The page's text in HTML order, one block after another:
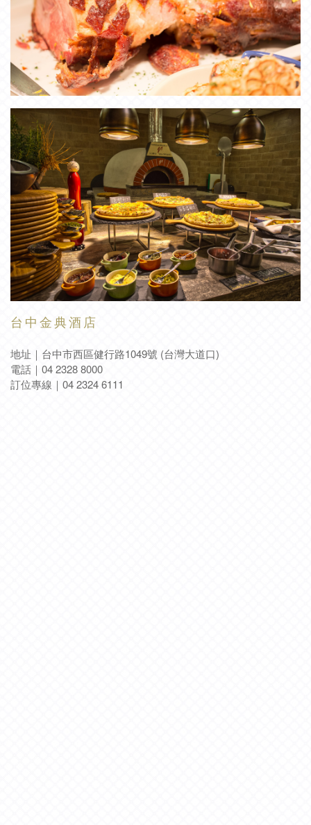
台 中 金典酒 店
地址｜台中市西區健行路1049號 (台灣大道口)
電話 ｜ 04 2328 8000
訂位專線 ｜ 04 2324 6111